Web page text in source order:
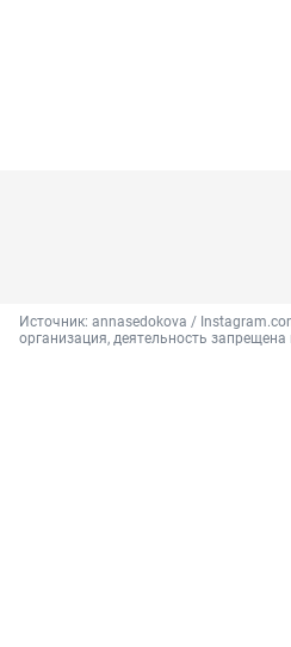
Источник: annasedokova /
организация, деятельность